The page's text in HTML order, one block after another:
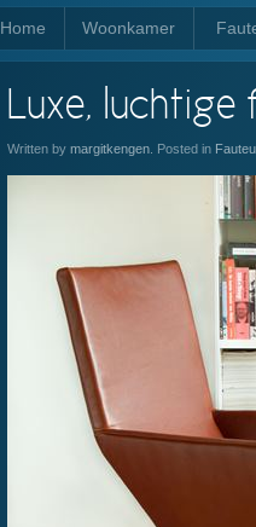
Home Woonkamer
Luxe, luchtige
Written by margitkengen . Posted in